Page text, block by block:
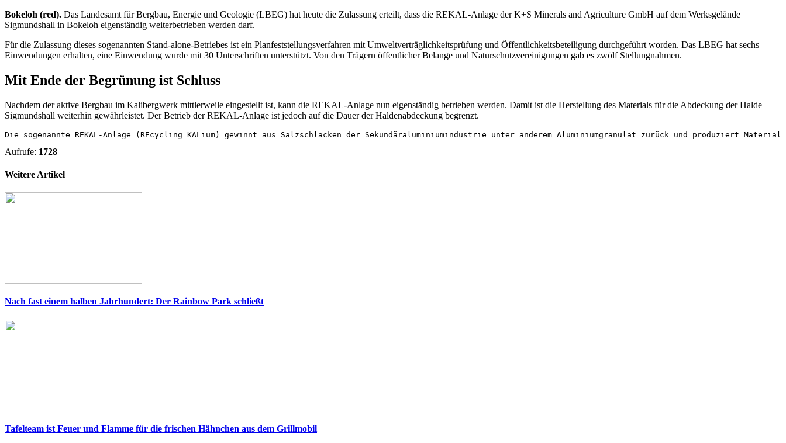
Bokeloh (red). Das Landesamt für Bergbau, Energie und Geologie (LBEG) hat heute die Zulassung erteilt, dass die REKAL-Anlage der K+S Minerals and Agriculture GmbH auf dem Werksgelände
Sigmundshall in Bokeloh eigenständig weiterbetrieben werden darf.
Für die Zulassung dieses sogenannten Stand-alone-Betriebes ist ein Planfeststellungsverfahren mit Umweltverträglichkeitsprüfung und Öffentlichkeitsbeteiligung durchgeführt worden. Das LBEG hat sechs
Einwendungen erhalten, eine Einwendung wurde mit 30 Unterschriften unterstützt. Von den Trägern öffentlicher Belange und Naturschutzvereinigungen gab es zwölf Stellungnahmen.
Mit Ende der Begrünung ist Schluss
Nachdem der aktive Bergbau im Kalibergwerk mittlerweile eingestellt ist, kann die REKAL-Anlage nun eigenständig betrieben werden. Damit ist die Herstellung des Materials für die Abdeckung der Halde
Sigmundshall weiterhin gewährleistet. Der Betrieb der REKAL-Anlage ist jedoch auf die Dauer der Haldenabdeckung begrenzt.
Die sogenannte REKAL-Anlage (REcycling KALium) gewinnt aus Salzschlacken der Sekundäraluminiumindustrie unter anderem Aluminiumgranulat zurück und produziert
Aufrufe: 1728
Weitere Artikel
Nach fast einem halben Jahrhundert: Der Rainbow Park schließt
Tafelteam ist Feuer und Flamme für die frischen Hähnchen aus dem Grillmobil